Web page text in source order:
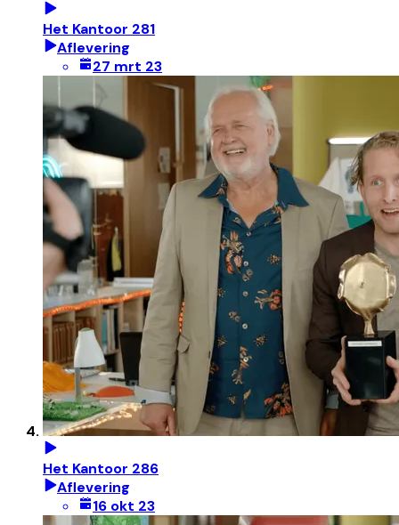
Het Kantoor 281
Aflevering
27 mrt 23
Het Kantoor 286
Aflevering
16 okt 23